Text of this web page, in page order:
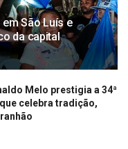
São Luís e
da capital
Melo prestigia a 34ª
celebra tradição,